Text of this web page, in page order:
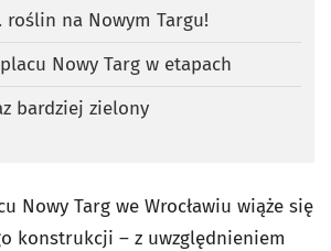
roślin na Nowym Targu!
Nowy Targ w etapach
bardziej zielony
Nowy Targ we Wrocławiu wiąże się
konstrukcji – z uwzględnieniem